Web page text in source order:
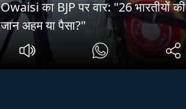
Owaisi का BJP पर वार: "26 भारतीयों की
जान अहम या पैसा?"